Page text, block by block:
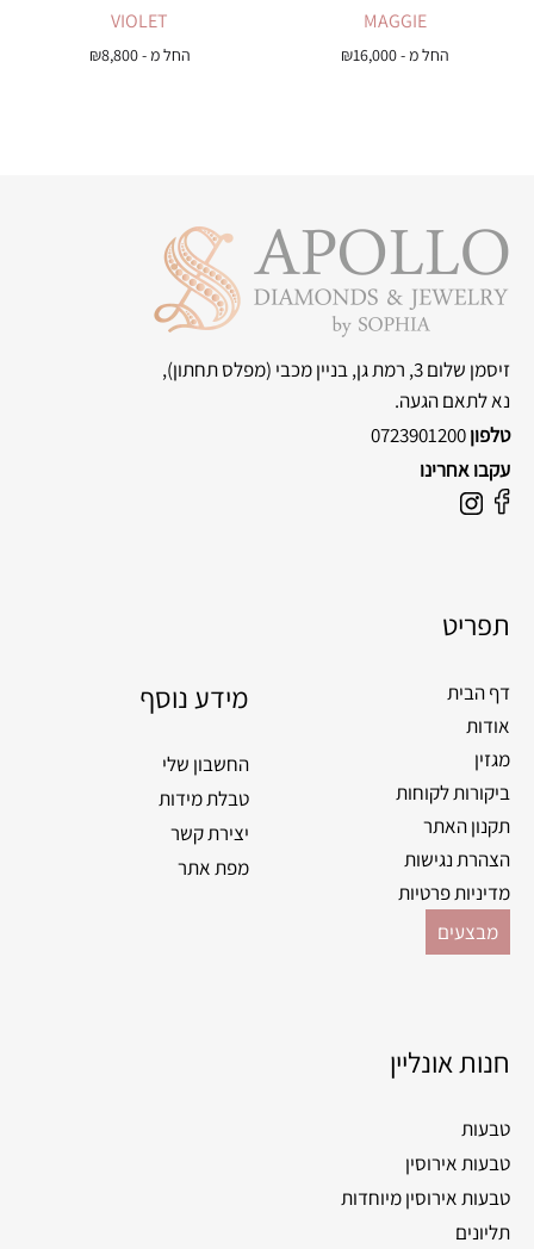
MAGGIE
החל מ - ₪16,000
VIOLET
החל מ - ₪8,800
זיסמן שלום 3, רמת גן, בניין מכבי
(מפלס תחתון),
נא לתאם הגעה.
טלפון0723901200
עקבו אחרינו
F
b
o
k
I
a
r
a
m
תפריט
דף הבית
אודות
מגזין
ביקורות לקוחות
תקנון האתר
הצהרת נגישות
מדיניות פרטיות
מבצעים
מידע נוסף
החשבון שלי
טבלת מידות
יצירת קשר
מפת אתר
חנות אונליין
טבעות
טבעות אירוסין
טבעות אירוסין מיוחדות
תליונים